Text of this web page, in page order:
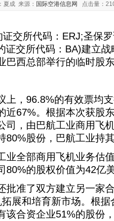
夏成 来源： 国际空港信息网 点击量：
所代码：ERJ;圣保罗
证交所代码：BA)建立
巴西总部举行的临时股
，96.8%的有效票均支
近67%。根据本次获股
司，由巴航工业商用飞
80%股份，巴航工业持
全部商用飞机业务估
80%的股权价值为42亿
准了双方建立另一家
展和培育新市场。根据
该合资企业51%的股份